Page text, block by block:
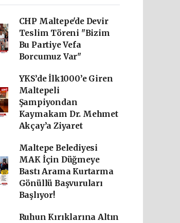
CHP Maltepe'de Devir
Teslim Töreni "Bizim
Bu Partiye Vefa
Borcumuz Var"
YKS’de İlk1000’e Giren
Maltepeli
Şampiyondan
Kaymakam Dr. Mehmet
Akçay’a Ziyaret
Maltepe Belediyesi
MAK İçin Düğmeye
Bastı Arama Kurtarma
Gönüllü Başvuruları
Başlıyor!
Ruhun Kırıklarına Altın